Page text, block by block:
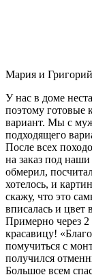
Мария и
У нас в доме
поэтому готовые
вариант. Мы с
подходящего
После всех
на заказ под
обмерил,
хотелось, и
скажу, что это
вписалась и цвет
Примерно через
красавицу!
помучиться с
получился
Большое всем